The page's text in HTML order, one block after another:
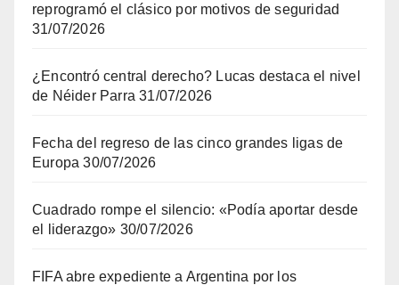
reprogramó el clásico por motivos de seguridad
31/07/2026
¿Encontró central derecho? Lucas destaca el nivel
de Néider Parra 31/07/2026
Fecha del regreso de las cinco grandes ligas de
Europa 30/07/2026
Cuadrado rompe el silencio: «Podía aportar desde
el liderazgo» 30/07/2026
FIFA abre expediente a Argentina por los